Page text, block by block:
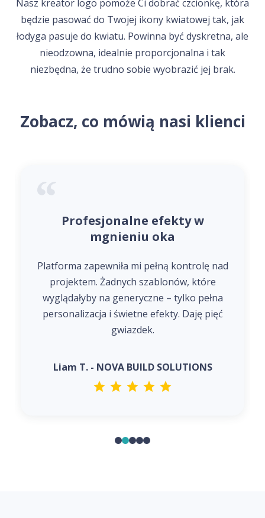
Nasz kreator logo pomoże Ci dobrać czcionkę, która
będzie pasować do Twojej ikony kwiatowej tak, jak
łodyga pasuje do kwiatu. Powinna być dyskretna, ale
nieodzowna, idealnie proporcjonalna i tak
niezbędna, że trudno sobie wyobrazić jej brak.
Zobacz, co mówią nasi klienci
Profesjonalne efekty w
mgnieniu oka
Platforma zapewniła mi pełną kontrolę nad
projektem. Żadnych szablonów, które
wyglądałyby na generyczne – tylko pełna
personalizacja i świetne efekty. Daję pięć
gwiazdek.
Liam T. - NOVA BUILD SOLUTIONS